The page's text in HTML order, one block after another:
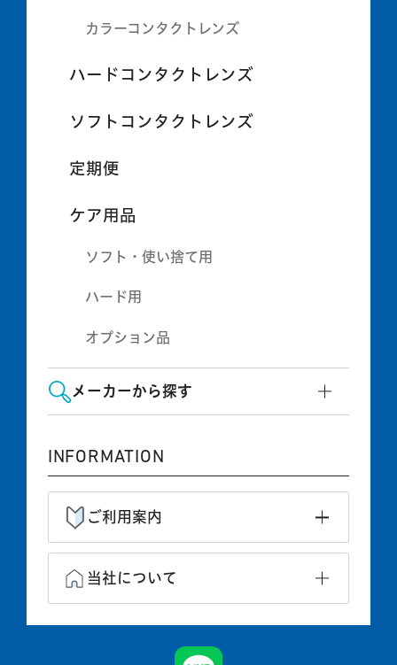
カラーコンタクトレンズ
ハードコンタクトレンズ
ソフトコンタクトレンズ
定期便
ケア用品
ソフト・使い捨て用
ハード用
オプション品
メーカーから探す
INFORMATION
ご利用案内
当社について